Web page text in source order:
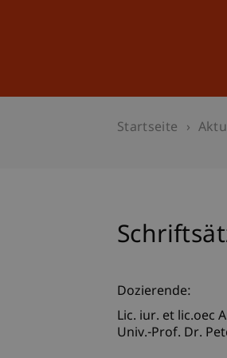
Startseite
Dozierende:
Lic. iur. et lic.oec
Univ.-Prof. Dr.